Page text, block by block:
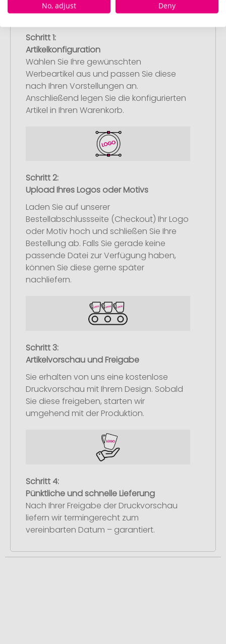
Schritt 1:
Artikelkonfiguration
Wählen Sie Ihre gewünschten
Werbeartikel aus und passen Sie diese
nach Ihren Vorstellungen an.
Anschließend legen Sie die konfigurierten
Artikel in Ihren Warenkorb.
Schritt 2:
Upload Ihres Logos oder Motivs
Laden Sie auf unserer
Bestellabschlussseite (Checkout) Ihr Logo
oder Motiv hoch und schließen Sie Ihre
Bestellung ab. Falls Sie gerade keine
passende Datei zur Verfügung haben,
können Sie diese gerne später
nachliefern.
Schritt 3:
Artikelvorschau und Freigabe
Sie erhalten von uns eine kostenlose
Druckvorschau mit Ihrem Design. Sobald
Sie diese freigeben, starten wir
umgehend mit der Produktion.
Schritt 4:
Pünktliche und schnelle Lieferung
Nach Ihrer Freigabe der Druckvorschau
liefern wir termingerecht zum
vereinbarten Datum – garantiert.
No, adjust
Deny